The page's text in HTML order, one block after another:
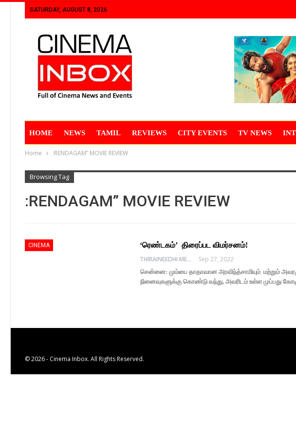
SATURDAY, AUGUST 8, 2026
HOME NEWS TAMIL REVIEWS CITY EVENTS TV NEWS
Home :RENDAGAM” MOVIE REVIEW
Browsing Tag
:RENDAGAM” MOVIE REVIEW
CINEMA
‘ரெண்டகம்’ திரைப்பட விமர்சனம்!
THIRAINEEDHI MEDIA
Sep 27, 2022
சென்னை: மும்பை தாதாவான அரவிந்த்சாமியும் மற்றும்
நினைவுகளுக்கு கொண்டு வந்து, அவரிடம் உள்ள முப்பது
© 2026 - Cinema Inbox. All Rights Reserved.